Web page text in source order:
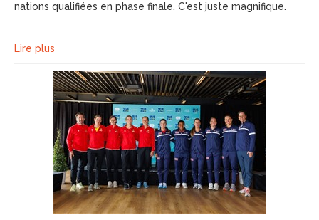
nations qualifiées en phase finale. C'est juste magnifique.
Lire plus